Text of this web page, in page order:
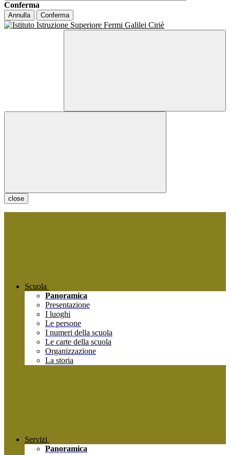
Conferma
Annulla Conferma
close
Scuola
Panoramica
Presentazione
I luoghi
Le persone
I numeri della scuola
Le carte della scuola
Organizzazione
La storia
Servizi
Panoramica